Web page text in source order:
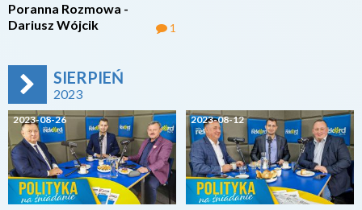
Poranna Rozmowa -
Dariusz Wójcik
1
SIERPIEŃ
2023
2023-08-26 2023-08-12